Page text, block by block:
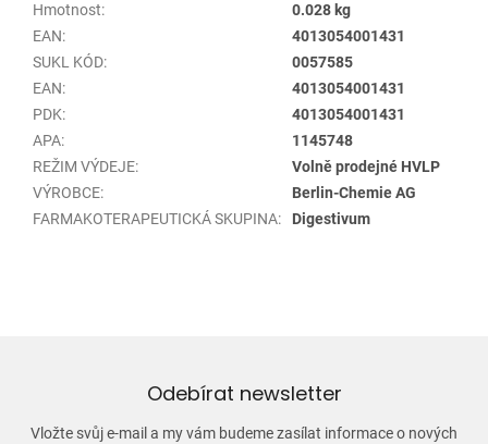
Hmotnost:
0.028 kg
EAN:
4013054001431
SUKL KÓD:
0057585
EAN:
4013054001431
PDK:
4013054001431
APA:
1145748
REŽIM VÝDEJE:
Volně prodejné HVLP
VÝROBCE:
Berlin-Chemie AG
FARMAKOTERAPEUTICKÁ SKUPINA: Digestivum
Odebírat newsletter
Vložte svůj e-mail a my vám budeme zasílat informace o nových